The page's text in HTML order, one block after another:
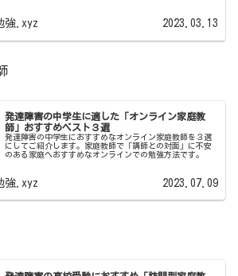
強.xyz 2023.03.13
発達障害の中学生に適した「オンライン家庭教
師」おすすめベスト３選
発達障害の中学生におすすめなオンライン家庭教師を３選
にしてご紹介します。家庭教師で「講師との対面」に不安
のある家庭へおすすめなオンラインでの勉強方法です。
強.xyz 2023.07.09